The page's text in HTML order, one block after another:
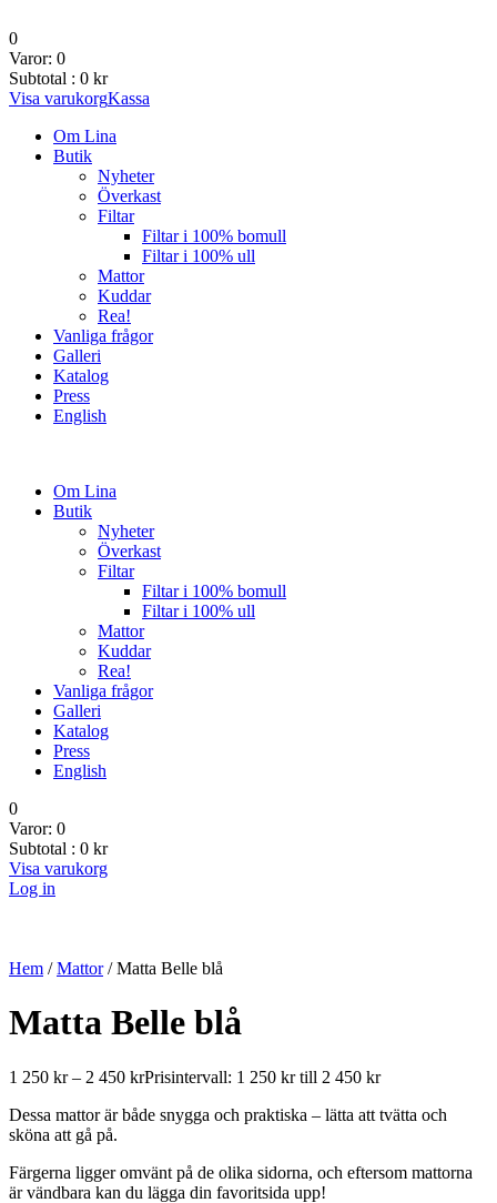
0
Varor: 0
Subtotal : 0 kr
Visa varukorgKassa
Om Lina
Butik
Nyheter
Överkast
Filtar
Filtar i 100% bomull
Filtar i 100% ull
Mattor
Kuddar
Rea!
Vanliga frågor
Galleri
Katalog
Press
English
Om Lina
Butik
Nyheter
Överkast
Filtar
Filtar i 100% bomull
Filtar i 100% ull
Mattor
Kuddar
Rea!
Vanliga frågor
Galleri
Katalog
Press
English
0
Varor: 0
Subtotal : 0 kr
Visa varukorg
Log in
Hem /Mattor/ Matta Belle blå
Matta Belle blå
1 250 kr – 2 450 krPrisintervall: 1 250 kr till 2 450 kr
Dessa mattor är både snygga och praktiska – lätta att tvätta och
sköna att gå på.
Färgerna ligger omvänt på de olika sidorna, och eftersom mattorna
är vändbara kan du lägga din favoritsida upp!